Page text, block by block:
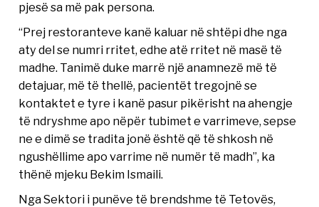
pjesë sa më pak persona.
“Prej restoranteve kanë kaluar në shtëpi dhe nga
aty del se numri rritet, edhe atë rritet në masë të
madhe. Tanimë duke marrë një anamnezë më të
detajuar, më të thellë, pacientët tregojnë se
kontaktet e tyre i kanë pasur pikërisht na ahengje
të ndryshme apo nëpër tubimet e varrimeve, sepse
ne e dimë se tradita jonë është që të shkosh në
ngushëllime apo varrime në numër të madh”, ka
thënë mjeku Bekim Ismaili.
Nga Sektori i punëve të brendshme të Tetovës,